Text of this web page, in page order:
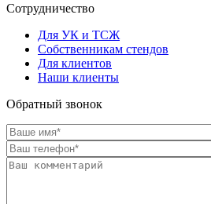
Сотрудничество
Для УК и ТСЖ
Собственникам стендов
Для клиентов
Наши клиенты
Обратный звонок